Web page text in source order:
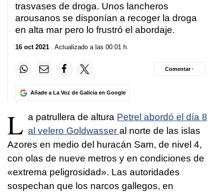
trasvases de droga. Unos lancheros
arousanos se disponían a recoger la droga
en alta mar pero lo frustró el abordaje.
16 oct 2021 . Actualizado a las 00:01 h.
Añade a La Voz de Galicia en Google
Comentar ·
L a patrullera de altura Petrel abordó el día 8
al velero Goldwasser al norte de las islas
Azores en medio del huracán Sam, de nivel 4,
con olas de nueve metros y en condiciones de
«extrema peligrosidad». Las autoridades
sospechan que los narcos gallegos, en